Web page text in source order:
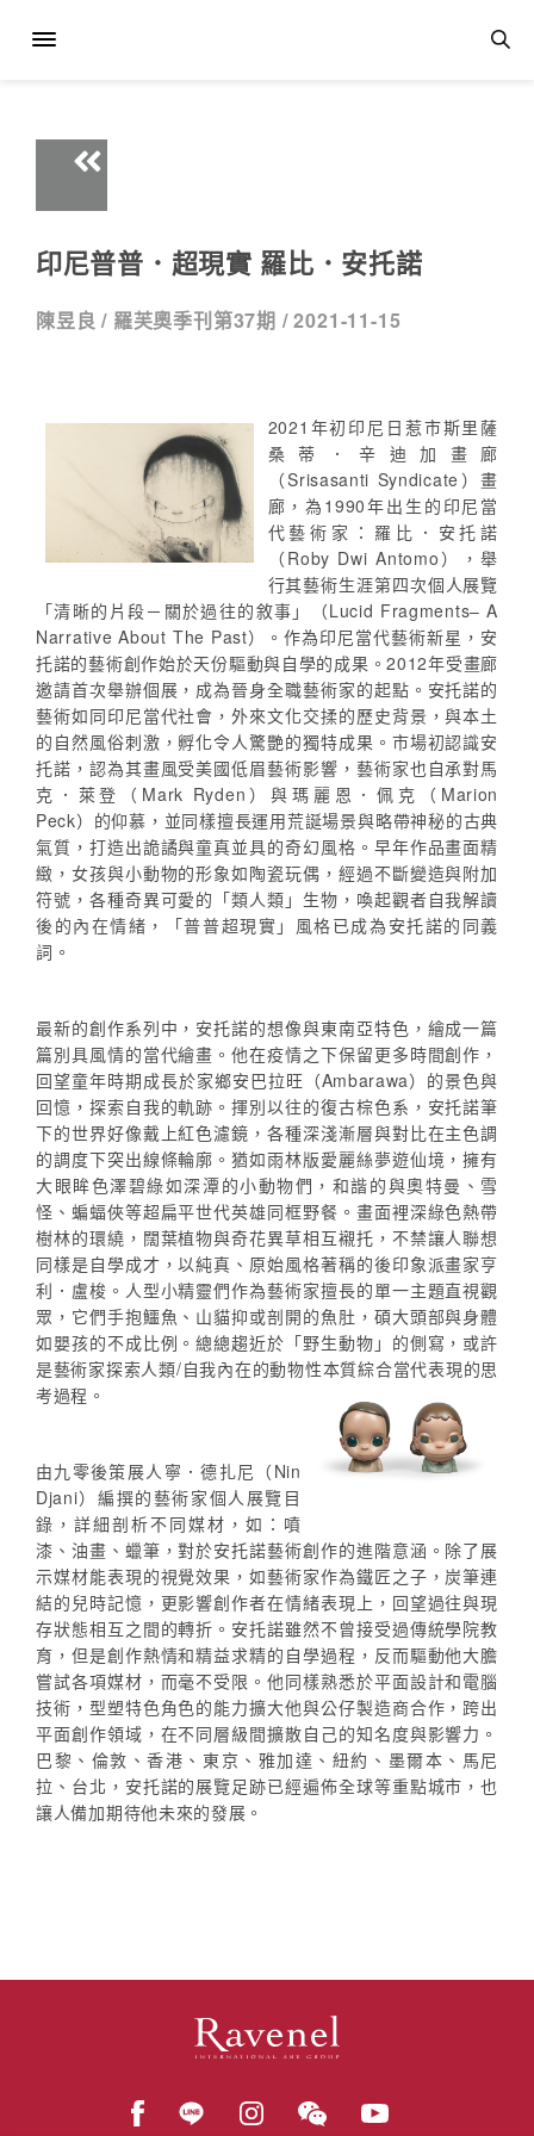
印尼普普．超現實 羅比．安托諾
陳昱良 / 羅芙奧季刊第37期 /2021-11-15
2021年初印尼日惹市斯里薩
桑蒂．辛迪加畫廊
（Srisasanti Syndicate）畫
廊，為1990年出生的印尼當
代藝術家：羅比．安托諾
（Roby Dwi Antomo），舉
行其藝術生涯第四次個人展覽
「清晰的片段－關於過往的敘事」（Lucid Fragments– A
Narrative About The Past）。作為印尼當代藝術新星，安
托諾的藝術創作始於天份驅動與自學的成果。2012年受畫廊
邀請首次舉辦個展，成為晉身全職藝術家的起點。安托諾的
藝術如同印尼當代社會，外來文化交揉的歷史背景，與本土
的自然風俗刺激，孵化令人驚艷的獨特成果。市場初認識安
托諾，認為其畫風受美國低眉藝術影響，藝術家也自承對馬
克．萊登（Mark Ryden）與瑪麗恩．佩克（Marion
Peck）的仰慕，並同樣擅長運用荒誕場景與略帶神秘的古典
氣質，打造出詭譎與童真並具的奇幻風格。早年作品畫面精
緻，女孩與小動物的形象如陶瓷玩偶，經過不斷變造與附加
符號，各種奇異可愛的「類人類」生物，喚起觀者自我解讀
後的內在情緒，「普普超現實」風格已成為安托諾的同義
詞。
最新的創作系列中，安托諾的想像與東南亞特色，繪成一篇
篇別具風情的當代繪畫。他在疫情之下保留更多時間創作，
回望童年時期成長於家鄉安巴拉旺（Ambarawa）的景色與
回憶，探索自我的軌跡。揮別以往的復古棕色系，安托諾筆
下的世界好像戴上紅色濾鏡，各種深淺漸層與對比在主色調
的調度下突出線條輪廓。猶如雨林版愛麗絲夢遊仙境，擁有
大眼眸色澤碧綠如深潭的小動物們，和諧的與奧特曼、雪
怪、蝙蝠俠等超扁平世代英雄同框野餐。畫面裡深綠色熱帶
樹林的環繞，闊葉植物與奇花異草相互襯托，不禁讓人聯想
同樣是自學成才，以純真、原始風格著稱的後印象派畫家亨
利．盧梭。人型小精靈們作為藝術家擅長的單一主題直視觀
眾，它們手抱鱷魚、山貓抑或剖開的魚肚，碩大頭部與身體
如嬰孩的不成比例。總總趨近於「野生動物」的側寫，或許
是藝術家探索人類/自我內在的動物性本質綜合當代表現的思
考過程。
由九零後策展人寧．德扎尼（Nin
Djani）編撰的藝術家個人展覽目
錄，詳細剖析不同媒材，如：噴
漆、油畫、蠟筆，對於安托諾藝術創作的進階意涵。除了展
示媒材能表現的視覺效果，如藝術家作為鐵匠之子，炭筆連
結的兒時記憶，更影響創作者在情緒表現上，回望過往與現
存狀態相互之間的轉折。安托諾雖然不曾接受過傳統學院教
育，但是創作熱情和精益求精的自學過程，反而驅動他大膽
嘗試各項媒材，而毫不受限。他同樣熟悉於平面設計和電腦
技術，型塑特色角色的能力擴大他與公仔製造商合作，跨出
平面創作領域，在不同層級間擴散自己的知名度與影響力。
巴黎、倫敦、香港、東京、雅加達、紐約、墨爾本、馬尼
拉、台北，安托諾的展覽足跡已經遍佈全球等重點城市，也
讓人備加期待他未來的發展。